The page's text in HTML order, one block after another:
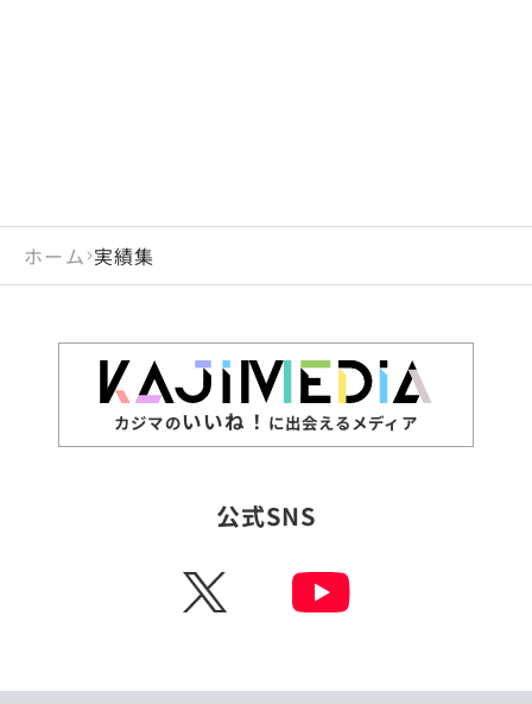
ホーム 実績集
カジマのいいね！ に出会えるメディア
公式SNS
X